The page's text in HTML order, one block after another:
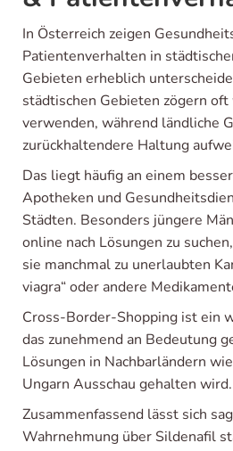
In Österreich zeigen
Patientenverhalten in
Gebieten erheblich
städtischen Gebieten zögern
verwenden, während ländliche
zurückhaltendere Haltung
Das liegt häufig an einem
Apotheken und
Städten. Besonders jüngere
online nach Lösungen zu
sie manchmal zu unerlaubten
viagra“ oder andere
Cross-Border-Shopping ist ein
das zunehmend an Bedeutung
Lösungen in Nachbarländern
Ungarn Ausschau gehalten wird.
Zusammenfassend lässt sich
Wahrnehmung über Sildenafil